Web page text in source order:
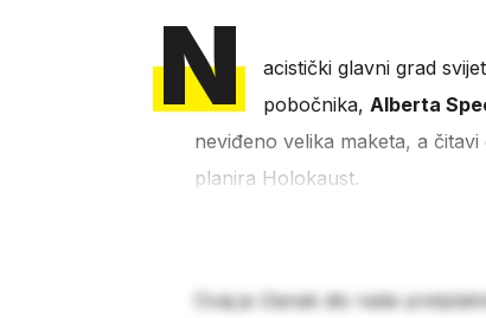
N acistički glavni grad
pobočnika, Alberta
neviđeno velika maketa, a
planira Holokaust.
Ovaj je članak dio naše